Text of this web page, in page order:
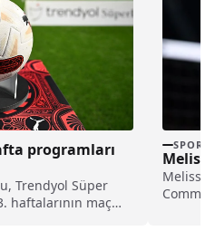
programları
Trendyol Süper
haftalarının maç
SPOR
Melissa